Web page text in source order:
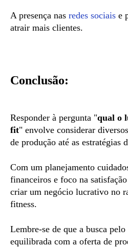
A presença nas redes sociais e
atrair mais clientes.
Conclusão:
Responder à pergunta "qual o
fit" envolve considerar
de produção até as estratégias
Com um planejamento
financeiros e foco na
criar um negócio lucrativo no
fitness.
Lembre-se de que a busca
equilibrada com a oferta de